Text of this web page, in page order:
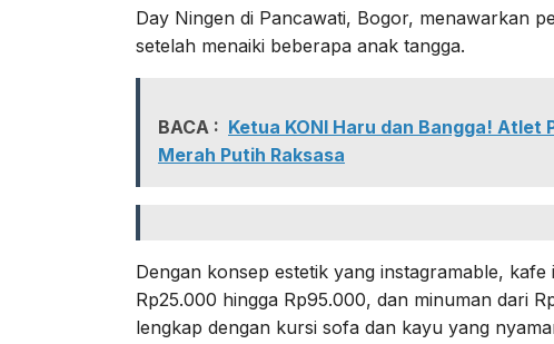
Day Ningen di Pancawati, Bogor, menawarkan
setelah menaiki beberapa anak tangga.
BACA : Ketua KONI Haru dan Bangga! Atlet
Merah Putih Raksasa
Dengan konsep estetik yang instagramable,
Rp25.000 hingga Rp95.000, dan minuman dari
lengkap dengan kursi sofa dan kayu yang